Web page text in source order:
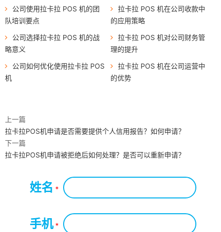
公司使用拉卡拉 POS 机的团
队培训要点
拉卡拉 POS 机在公司收款中
的应用策略
公司选择拉卡拉 POS 机的战
略意义
拉卡拉 POS 机对公司财务管
理的提升
公司如何优化使用拉卡拉 POS
机
拉卡拉 POS 机在公司运营中
的优势
上一篇
拉卡拉POS机申请是否需要提供个人信用报告？如何申请？
下一篇
拉卡拉POS机申请被拒绝后如何处理？是否可以重新申请？
姓名 *
手机*